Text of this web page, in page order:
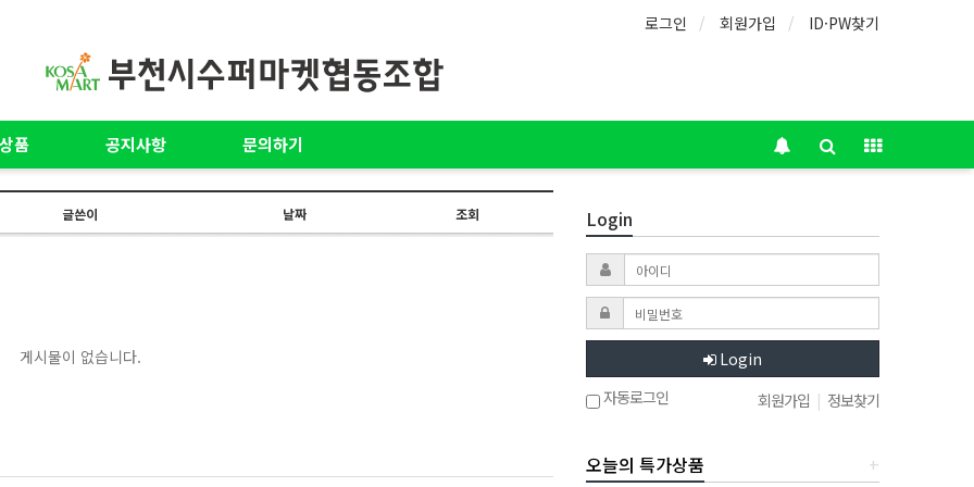
로그인 회원가입 ID·PW찾기
품 공지사항 문의하기
글쓴이 날짜 조회
게시물이 없습니다.
Login
Login
자동로그인
회원가입 | 정보찾기
+
오늘의 특가상품